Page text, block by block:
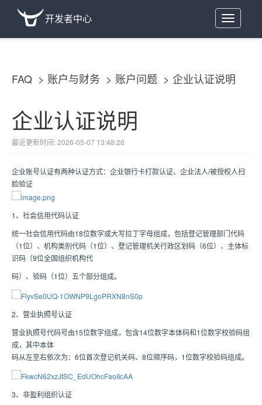
Toggle
navigation
开发者中心
FAQ 账户与财务 账户问题 企业认证说明
企业认证说明
最近更新时间: 2026-05-07 13:48:26
企业账号认证有两种认证方式：企业银行卡打款认证、企业法人/被授权人扫
脸验证
1、社会信用代码认证
统一社会信用代码由18位数字或大写拉丁字母组成，包括登记管理部门代码
（1位）、机构类别代码（1位）、登记管理机关行政区划码（6位）、主体标
识码（9位全国组织机构代
码）、验码（1位）五个部分组成。
2、营业执照号认证
营业执照号代码号由15位数字组成，包含14位数字本体码和1位数字校验码组
成，其中本体
码从左至右依次为：6位首次登记机关码、8位顺序码，1位数字校验码组成。
3、非盈利组织认证